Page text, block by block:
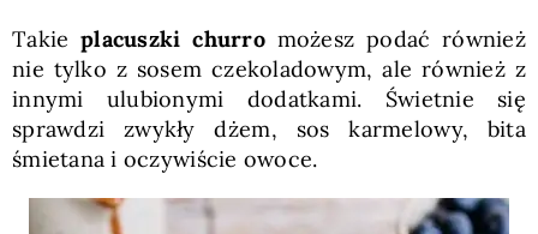
Takieplacuszki churromożesz podać również
nie tylko z sosem czekoladowym, ale również z
innymi ulubionymi dodatkami. Świetnie się
sprawdzi zwykły dżem, sos karmelowy, bita
śmietana i oczywiście owoce.